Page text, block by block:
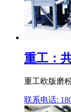
重工：
重工欧版磨
联系电话: